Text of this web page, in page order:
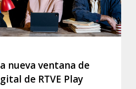
nueva ventana de
de RTVE Play